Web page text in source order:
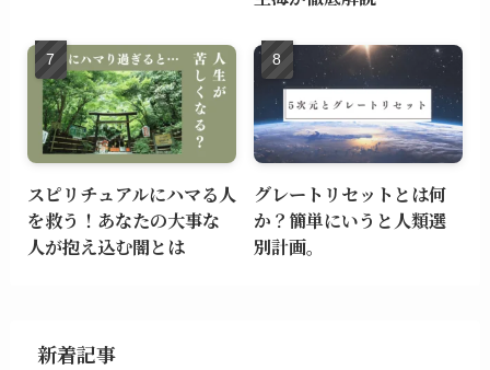
スピリチュアルにハマる人
を救う！あなたの大事な
人が抱え込む闇とは
グレートリセットとは何
か？簡単にいうと人類選
別計画。
新着記事